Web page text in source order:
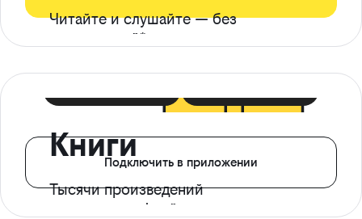
Читайте и слушайте — без
ограничений*
Книги
Тысячи произведений
с доступом офлайн
Подключить в приложении